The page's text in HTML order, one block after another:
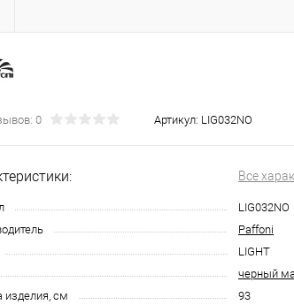
0 Артикул: LIG032NO
Все
LIG032NO
Paffoni
LIGHT
черный
изделия, см
93